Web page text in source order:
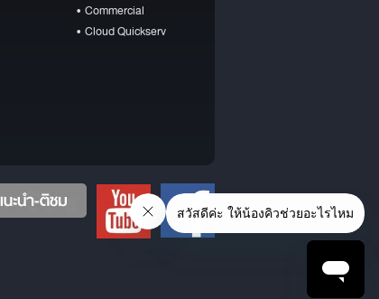
• Commercial
• Cloud Quickserv